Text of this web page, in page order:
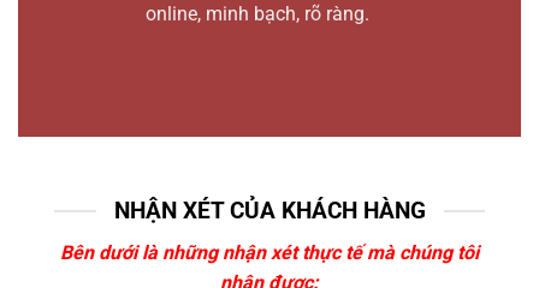
online, minh bạch, rõ ràng.
NHẬN XÉT CỦA KHÁCH HÀNG
Bên dưới là những nhận xét thực tế mà chúng tôi
nhận được: